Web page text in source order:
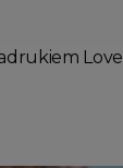
Love